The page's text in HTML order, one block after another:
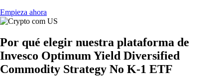
Empieza ahora
Por qué elegir nuestra plataforma de
Invesco Optimum Yield Diversified
Commodity Strategy No K-1 ETF